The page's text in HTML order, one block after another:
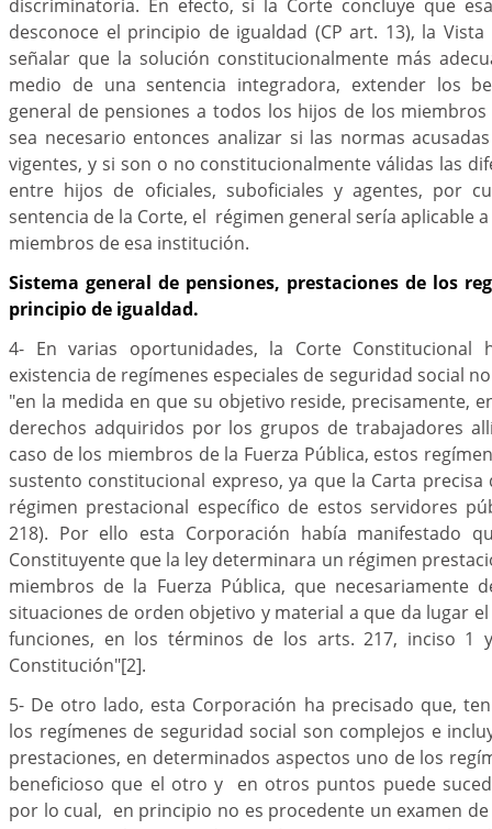
desconoce el principio de igualdad (CP art. 13), la
señalar que la solución constitucionalmente más
medio de una sentencia integradora, extender los
general de pensiones a todos los hijos de los
sea necesario entonces analizar si las normas
vigentes, y si son o no constitucionalmente válidas las
entre hijos de oficiales, suboficiales y agentes, por
sentencia de la Corte, el régimen general sería aplicable
miembros de esa institución.
Sistema general de pensiones, prestaciones de los
principio de igualdad.
4- En varias oportunidades, la Corte Constitucional
existencia de regímenes especiales de seguridad social
"en la medida en que su objetivo reside, precisamente,
derechos adquiridos por los grupos de trabajadores
caso de los miembros de la Fuerza Pública, estos
sustento constitucional expreso, ya que la Carta precisa
régimen prestacional específico de estos servidores
218). Por ello esta Corporación había manifestado
Constituyente que la ley determinara un régimen
miembros de la Fuerza Pública, que necesariamente
situaciones de orden objetivo y material a que da lugar
funciones, en los términos de los arts. 217, inciso 1
Constitución"[2].
5- De otro lado, esta Corporación ha precisado que,
los regímenes de seguridad social son complejos e
prestaciones, en determinados aspectos uno de los
beneficioso que el otro y en otros puntos puede
por lo cual, en principio no es procedente un examen